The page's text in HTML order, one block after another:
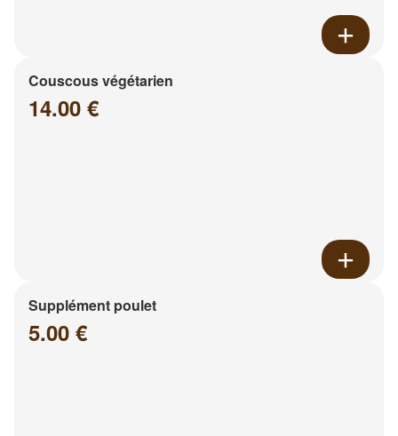
Couscous végétarien
14.00 €
Supplément poulet
5.00 €